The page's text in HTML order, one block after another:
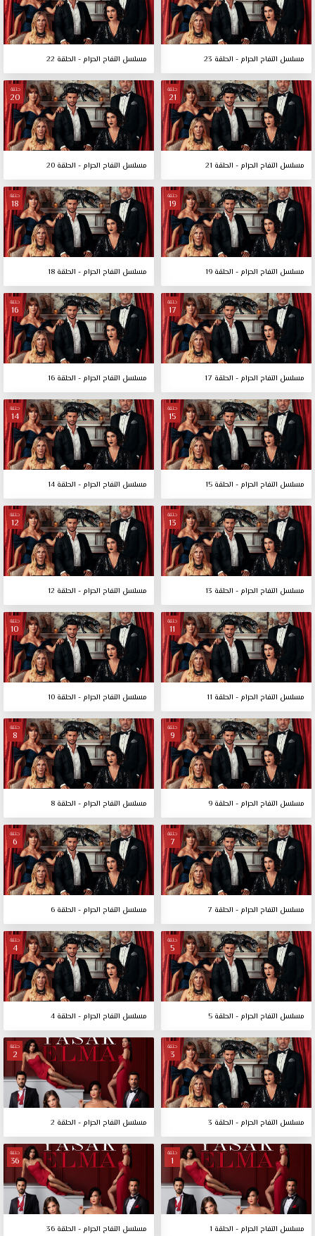
مسلسل التفاح الحرام - الحلقة 23 مسلسل التفاح الحرام - الحلقة 22
حلقة
21
مسلسل التفاح الحرام - الحلقة 21
حلقة
20
مسلسل التفاح الحرام - الحلقة 20
حلقة
19
مسلسل التفاح الحرام - الحلقة 19
حلقة
18
مسلسل التفاح الحرام - الحلقة 18
حلقة
17
مسلسل التفاح الحرام - الحلقة 17
حلقة
16
مسلسل التفاح الحرام - الحلقة 16
حلقة
15
مسلسل التفاح الحرام - الحلقة 15
حلقة
14
مسلسل التفاح الحرام - الحلقة 14
حلقة
13
مسلسل التفاح الحرام - الحلقة 13
حلقة
12
مسلسل التفاح الحرام - الحلقة 12
حلقة
11
مسلسل التفاح الحرام - الحلقة 11
حلقة
10
مسلسل التفاح الحرام - الحلقة 10
حلقة
9
مسلسل التفاح الحرام - الحلقة 9
حلقة
8
مسلسل التفاح الحرام - الحلقة 8
حلقة
7
مسلسل التفاح الحرام - الحلقة 7
حلقة
6
مسلسل التفاح الحرام - الحلقة 6
حلقة
5
مسلسل التفاح الحرام - الحلقة 5
حلقة
4
مسلسل التفاح الحرام - الحلقة 4
حلقة
3
مسلسل التفاح الحرام - الحلقة 3
حلقة
2
مسلسل التفاح الحرام - الحلقة 2
حلقة
1
مسلسل التفاح الحرام - الحلقة 1
حلقة
36
مسلسل التفاح الحرام - الحلقة 36